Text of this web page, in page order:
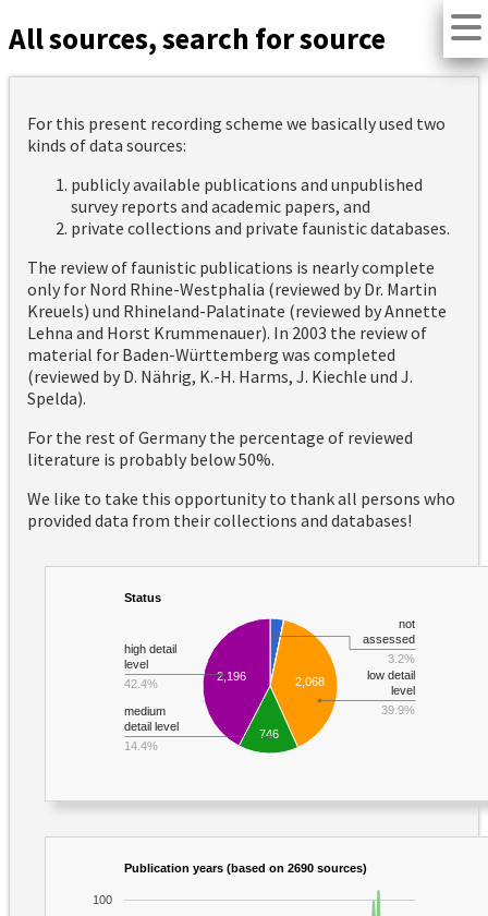
All sources, search for source
For this present recording scheme we basically used two
kinds of data sources:
publicly available publications and unpublished
survey reports and academic papers, and
private collections and private faunistic databases.
The review of faunistic publications is nearly complete
only for Nord Rhine-Westphalia (reviewed by Dr. Martin
Kreuels) und Rhineland-Palatinate (reviewed by Annette
Lehna and Horst Krummenauer). In 2003 the review of
material for Baden-Württemberg was completed
(reviewed by D. Nährig, K.-H. Harms, J. Kiechle und J.
Spelda).
For the rest of Germany the percentage of reviewed
literature is probably below 50%.
We like to take this opportunity to thank all persons who
provided data from their collections and databases!
Status
2,068
2,196
746
not
assessed
3.2%
low detail
level
39.9%
medium
detail level
14.4%
high detail
level
42.4%
Publication years (based on 2690 sources)
100